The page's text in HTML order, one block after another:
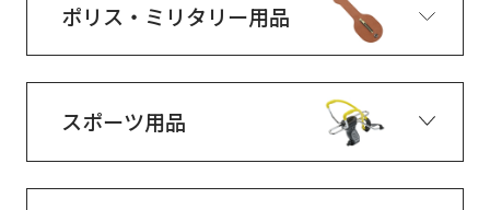
ポリス・ミリタリー用品
スポーツ用品